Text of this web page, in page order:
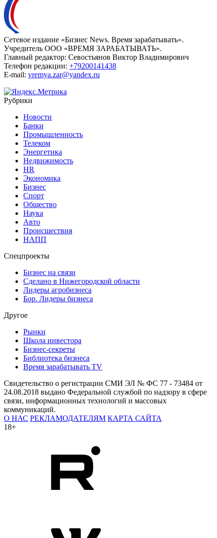
Сетевое издание «Бизнес News. Время зарабатывать».
Учредитель ООО «ВРЕМЯ ЗАРАБАТЫВАТЬ».
Главный редактор: Севостьянов Виктор Владимирович
Телефон редакции: +79200141438
E-mail: vremya.zar@yandex.ru
Рубрики
Новости
Банки
Промышленность
Телеком
Энергетика
Недвижимость
HR
Экономика
Бизнес
Спорт
Общество
Наука
Авто
Происшествия
НАПП
Спецпроекты
Бизнес на связи
Сделано в Нижегородской области
Лидеры агробизнеса
Бор. Лидеры бизнеса
Другое
Рынки
Школа инвестора
Бизнес-секреты
Библиотека бизнеса
Время зарабатывать TV
Свидетельство о регистрации СМИ ЭЛ № ФС 77 - 73484 от
24.08.2018 выдано Федеральной службой по надзору в сфере
связи, информационных технологий и массовых
коммуникаций.
О НАС РЕКЛАМОДАТЕЛЯМ КАРТА САЙТА
18+